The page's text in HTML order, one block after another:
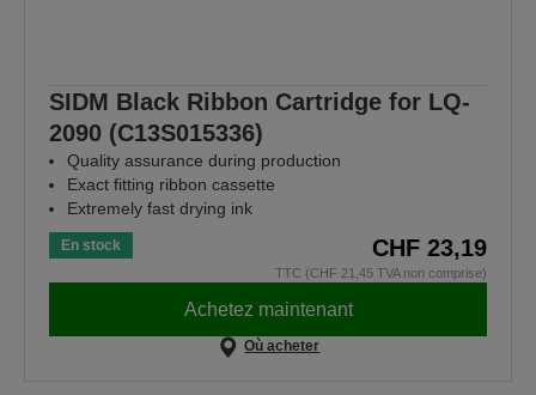
SIDM Black Ribbon Cartridge for LQ-
2090 (C13S015336)
Quality assurance during production
Exact fitting ribbon cassette
Extremely fast drying ink
En stock CHF 23,19
TTC (CHF 21,45 TVA non comprise)
Achetez maintenant
Où acheter